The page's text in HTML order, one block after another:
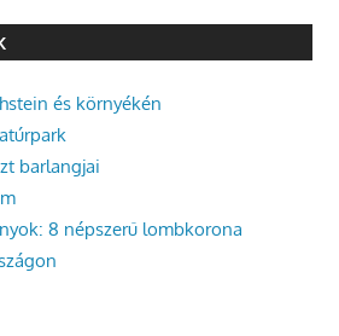
és környékén
barlangjai
8 népszerű lombkorona